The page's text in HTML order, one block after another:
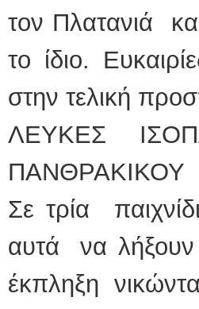
τον Πλατανιά
το ίδιο.
στην τελική
ΛΕΥΚΕΣ
ΠΑΝΘΡΑΚΙΚΟΥ
Σε τρία
αυτά να λήξουν
έκπληξη